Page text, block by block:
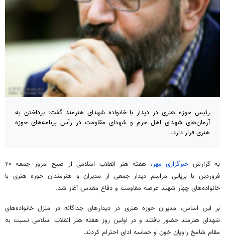
رئیس حوزه هنری در دیدار با خانواده شهدای هنرمند گفت: پرداختن به
آرمان‌های شهدای اهل حرم و شهدای مقاومت در رأس برنامه‌های حوزه
هنری قرار دارد.
به گزارش خبرگزاری مهر
، هفته هنر انقلاب اسلامی از صبح امروز جمعه ۲۰
فروردین با برپایی مراسم دیدار جمعی از مدیران و هنرمندان حوزه هنری با
خانواده‌های چهار شهید عرصه مقاومت و دفاع مقدس آغاز ‌شد.
بر این اساس، مدیران حوزه هنری در دیدارهای جداگانه در منزل خانواده‌های
شهدای هنرمند حضور یافتند و در اولین روز هفته هنر انقلاب اسلامی نسبت به
مقام شامخ راویان خون و حماسه ادای احترام كردند.